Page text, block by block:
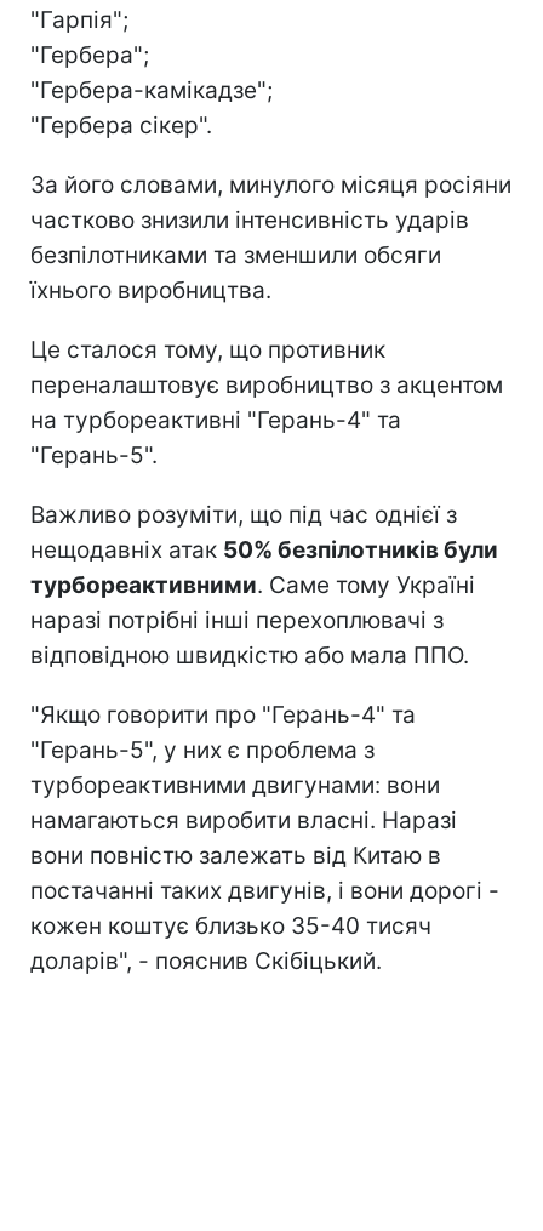
"Гарпія";
"Гербера";
"Гербера-камікадзе";
"Гербера сікер".
За його словами, минулого місяця росіяни
частково знизили інтенсивність ударів
безпілотниками та зменшили обсяги
їхнього виробництва.
Це сталося тому, що противник
переналаштовує виробництво з акцентом
на турбореактивні "Герань-4" та
"Герань-5".
Важливо розуміти, що під час однієї з
нещодавніх атак 50% безпілотників були
турбореактивними. Саме тому Україні
наразі потрібні інші перехоплювачі з
відповідною швидкістю або мала ППО.
"Якщо говорити про "Герань-4" та
"Герань-5", у них є проблема з
турбореактивними двигунами: вони
намагаються виробити власні. Наразі
вони повністю залежать від Китаю в
постачанні таких двигунів, і вони дорогі -
кожен коштує близько 35-40 тисяч
доларів", - пояснив Скібіцький.